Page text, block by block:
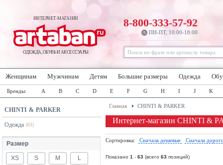
ИНТЕРНЕТ-МАГАЗИН
ОДЕЖДА, ОБУВЬ И АКСЕССУАРЫ
8-800-333-57-92
ПН-ПТ, 10:00-18:00
Женщинам Мужчинам Детям Большие размеры Одежда
Бренды: A B C D E F G H I J K
CHINTI & PARKER
Одежда (63)
Размер
XS S M L
Главная CHINTI & PARKER
Интернет-магазин CHINTI &
Сортировка: Сначала дешевые Сначала
Показано 1 - 63 (всего 63 позиций)